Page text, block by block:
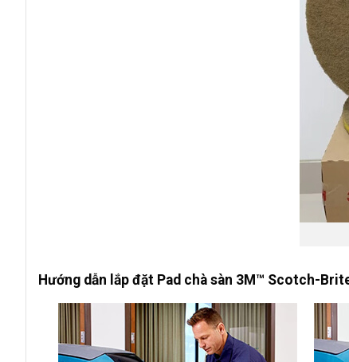
Hướng dẫn lắp đặt Pad chà sàn 3M™ Scotch-